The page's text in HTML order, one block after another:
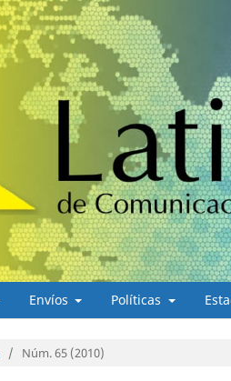
Envíos Políticas
/ Núm. 65 (2010)